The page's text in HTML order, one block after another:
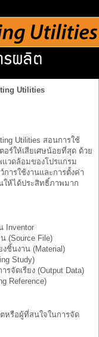
Utilities
Utilities สอนการใช้
อร์ให้เสียเศษน้อยที่สุด ด้วย
แวดล้อมของโปรแกรม
การใช้งานและการตั้งค่า
ให้ได้ประสิทธิ์ภาพมาก
Inventor
(Source File)
งชิ้นงาน (Material)
Study)
จัดเรียง (Output Data)
Reference)
หรือผู้ที่สนใจในการจัด